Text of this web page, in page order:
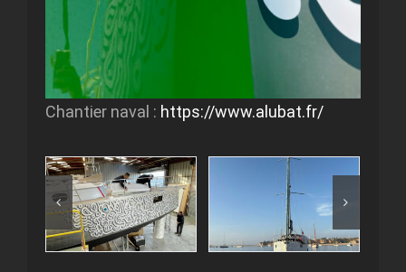
Chantier naval : https://www.alubat.fr/